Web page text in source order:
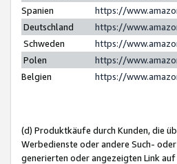
Spanien
https://
Deutschland
https://
Schweden
https://
Polen
https://
Belgien
https://
(d) Produktkäufe durch Kunden, die
Werbedienste oder andere Such-
generierten oder angezeigten Link